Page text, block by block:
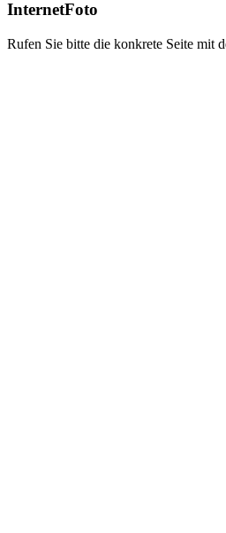
InternetFoto
Rufen Sie bitte die konkrete Seite mit